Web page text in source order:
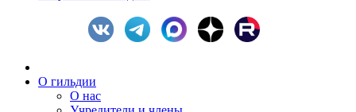
О гильдии
О нас